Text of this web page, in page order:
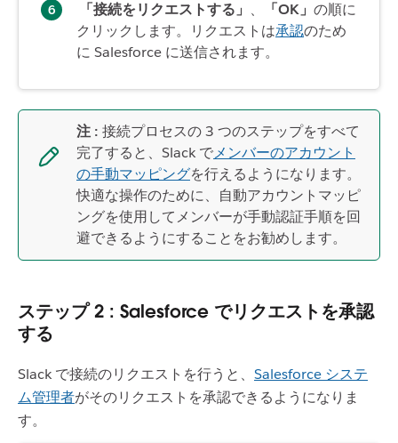
「接続をリクエストする」 、 「OK」 の順に
クリックします。リクエストは承認のため
に Salesforce に送信されます。
注 : 接続プロセスの 3 つのステップをすべて
完了すると、Slack でメンバーのアカウント
の手動マッピングを行えるようになります。
快適な操作のために、自動アカウントマッピ
ングを使用してメンバーが手動認証手順を回
避できるようにすることをお勧めします。
ステップ 2 : Salesforce でリクエストを承認
する
Slack で接続のリクエストを行うと、 Salesforce システ
ム管理者がそのリクエストを承認できるようになりま
す。